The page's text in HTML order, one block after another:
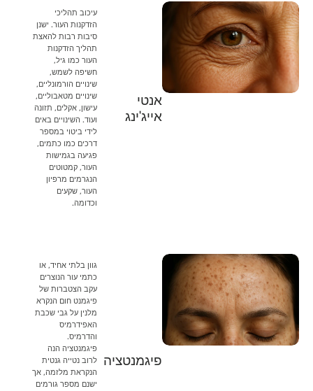
אנטי
אייג'ינג
עיכוב תהליכי
הזדקנות העור. ישנן
סיבות רבות להאצת
תהליך הזדקנות
העור כמו גיל,
חשיפה לשמש,
שינויים הורמונליים,
שינויים מטאבוליים,
עישון, אקלים, תזונה
ועוד. השינויים באים
לידי ביטוי במספר
דרכים כמו כתמים,
פגיעה בגמישות
העור, קמטוטים
הנגרמים מרפיון
העור, שקעים
וכדומה.
פיגמנטציה
גוון בלתי אחיד, או
כתמי עור הנוצרים
עקב הצטברות של
פיגמנט חום הנקרא
מלנין על גבי שכבת
האפידרמיס
והדרמיס.
פיגמנטציה הנה
לרוב נטייה גנטית
הנקראת מלזמה, אך
ישנם מספר גורמים